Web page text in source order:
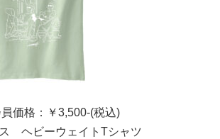
価格：￥3,500-(税込)
ヘビーウェイトTシャツ